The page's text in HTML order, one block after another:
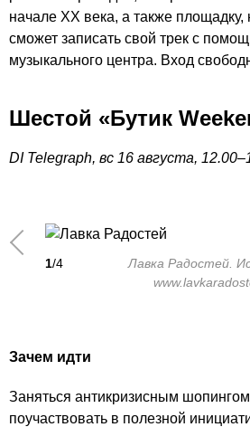
начале XX века, а также
сможет записать свой трек с
музыкального центра. Вход
Шестой «Бутик
DI Telegraph, вс 16 августа,
1/4
Лавка Радостей.
Зачем идти
Заняться антикризисным
поучаствовать в полезной